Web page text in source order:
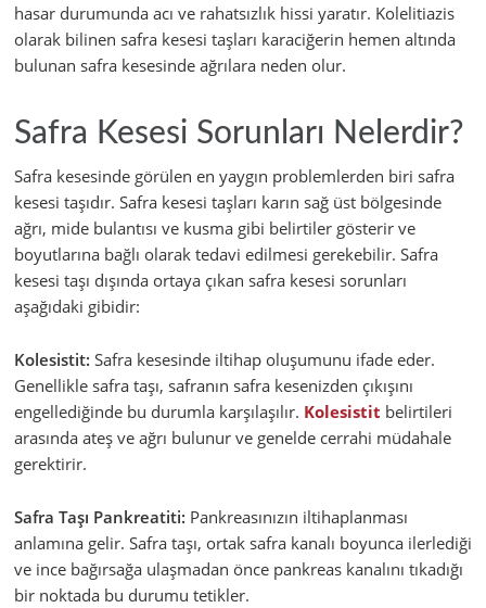
hasar durumunda acı ve rahatsızlık hissi yaratır. Kolelitiazis
olarak bilinen safra kesesi taşları karaciğerin hemen altında
bulunan safra kesesinde ağrılara neden olur.
Safra Kesesi Sorunları Nelerdir?
Safra kesesinde görülen en yaygın problemlerden biri safra
kesesi taşıdır. Safra kesesi taşları karın sağ üst bölgesinde
ağrı, mide bulantısı ve kusma gibi belirtiler gösterir ve
boyutlarına bağlı olarak tedavi edilmesi gerekebilir. Safra
kesesi taşı dışında ortaya çıkan safra kesesi sorunları
aşağıdaki gibidir:
Kolesistit: Safra kesesinde iltihap oluşumunu ifade eder.
Genellikle safra taşı, safranın safra kesenizden çıkışını
engellediğinde bu durumla karşılaşılır. Kolesistit belirtileri
arasında ateş ve ağrı bulunur ve genelde cerrahi müdahale
gerektirir.
Safra Taşı Pankreatiti: Pankreasınızın iltihaplanması
anlamına gelir. Safra taşı, ortak safra kanalı boyunca ilerlediği
ve ince bağırsağa ulaşmadan önce pankreas kanalını tıkadığı
bir noktada bu durumu tetikler.